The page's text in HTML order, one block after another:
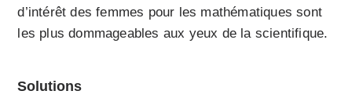
d’intérêt des femmes pour les mathématiques sont
les plus dommageables aux yeux de la scientifique.
Solutions